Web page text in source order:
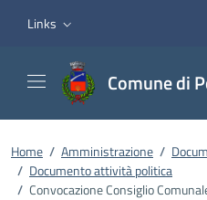
Links
Comune di
Home / Amministrazione /
/ Documento attività politica
/ Convocazione Consiglio